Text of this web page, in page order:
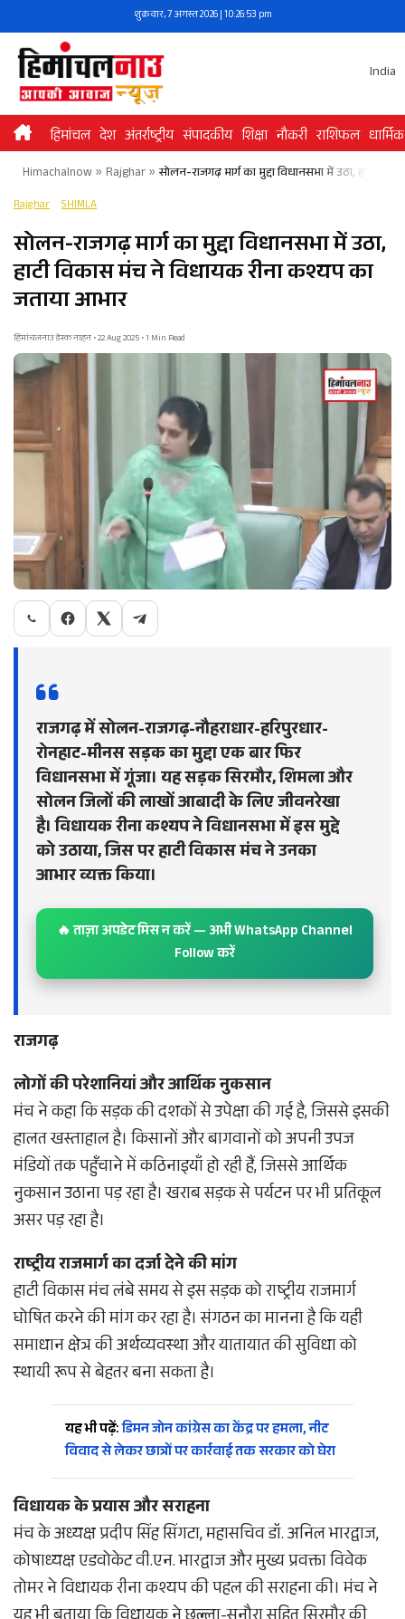
to
content
शुक्रवार, 7 अगस्त 2026 | 10:26:53 pm
India
हिमांचल देश अंतर्राष्ट्रीय संपादकीय शिक्षा नौकरी राशिफल धार्मिक
Himachalnow» Rajghar» सोलन-राजगढ़ मार्ग का मुद्दा विधानसभा में उठा, हाटी
Rajghar SHIMLA
सोलन-राजगढ़ मार्ग का मुद्दा विधानसभा में उठा,
हाटी विकास मंच ने विधायक रीना कश्यप का
जताया आभार
हिमांचलनाउ डेस्क नाहन • 22 Aug 2025 • 1 Min Read
राजगढ़ में सोलन-राजगढ़-नौहराधार-हरिपुरधार-
रोनहाट-मीनस सड़क का मुद्दा एक बार फिर
विधानसभा में गूंजा। यह सड़क सिरमौर, शिमला और
सोलन जिलों की लाखों आबादी के लिए जीवनरेखा
है। विधायक रीना कश्यप ने विधानसभा में इस मुद्दे
को उठाया, जिस पर हाटी विकास मंच ने उनका
आभार व्यक्त किया।
🔥 ताज़ा अपडेट मिस न करें — अभी WhatsApp Channel
Follow करें
राजगढ़
लोगों की परेशानियां और आर्थिक नुकसान
मंच ने कहा कि सड़क की दशकों से उपेक्षा की गई है, जिससे इसकी
हालत खस्ताहाल है। किसानों और बागवानों को अपनी उपज
मंडियों तक पहुँचाने में कठिनाइयाँ हो रही हैं, जिससे आर्थिक
नुकसान उठाना पड़ रहा है। खराब सड़क से पर्यटन पर भी प्रतिकूल
असर पड़ रहा है।
राष्ट्रीय राजमार्ग का दर्जा देने की मांग
हाटी विकास मंच लंबे समय से इस सड़क को राष्ट्रीय राजमार्ग
घोषित करने की मांग कर रहा है। संगठन का मानना है कि यही
समाधान क्षेत्र की अर्थव्यवस्था और यातायात की सुविधा को
स्थायी रूप से बेहतर बना सकता है।
यह भी पढ़ें:डिमन जोन कांग्रेस का केंद्र पर हमला, नीट
विवाद से लेकर छात्रों पर कार्रवाई तक सरकार को घेरा
विधायक के प्रयास और सराहना
मंच के अध्यक्ष प्रदीप सिंह सिंगटा, महासचिव डॉ. अनिल भारद्वाज,
कोषाध्यक्ष एडवोकेट वी.एन. भारद्वाज और मुख्य प्रवक्ता विवेक
तोमर ने विधायक रीना कश्यप की पहल की सराहना की। मंच ने